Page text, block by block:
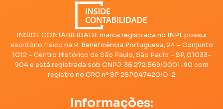
INSIDE CONTABILIDADE marca registrada no INPI, possui
escritório físico na R. Beneficência Portuguesa, 24 – Conjunto
1012 – Centro Histórico de São Paulo, São Paulo – SP, 01033-
904 e está registrada sob CNPJ: 35.272.569/0001-90 com
registro no CRC nº SP 2SP047420/O-2
Informações: